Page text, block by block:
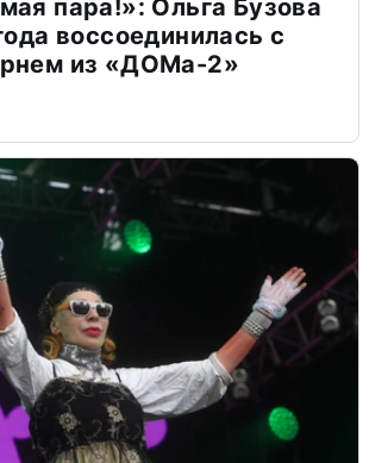
пара!»: Ольга Бузова
воссоединилась с
из «ДОМа-2»